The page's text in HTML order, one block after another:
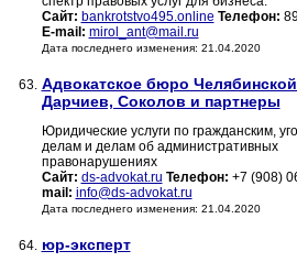
Сайт: bankrotstvo495.online Телефон:
E-mail: mirol_ant@mail.ru
Дата последнего изменения: 21.04.2020
63. Адвокатское бюро
Дарчиев, Соколов и партнеры
Юридические услуги по гражданским,
делам и делам об административных
правонарушениях
Сайт: ds-advokat.ru Телефон: +7 (908)
mail: info@ds-advokat.ru
Дата последнего изменения: 21.04.2020
64. юр-эксперт